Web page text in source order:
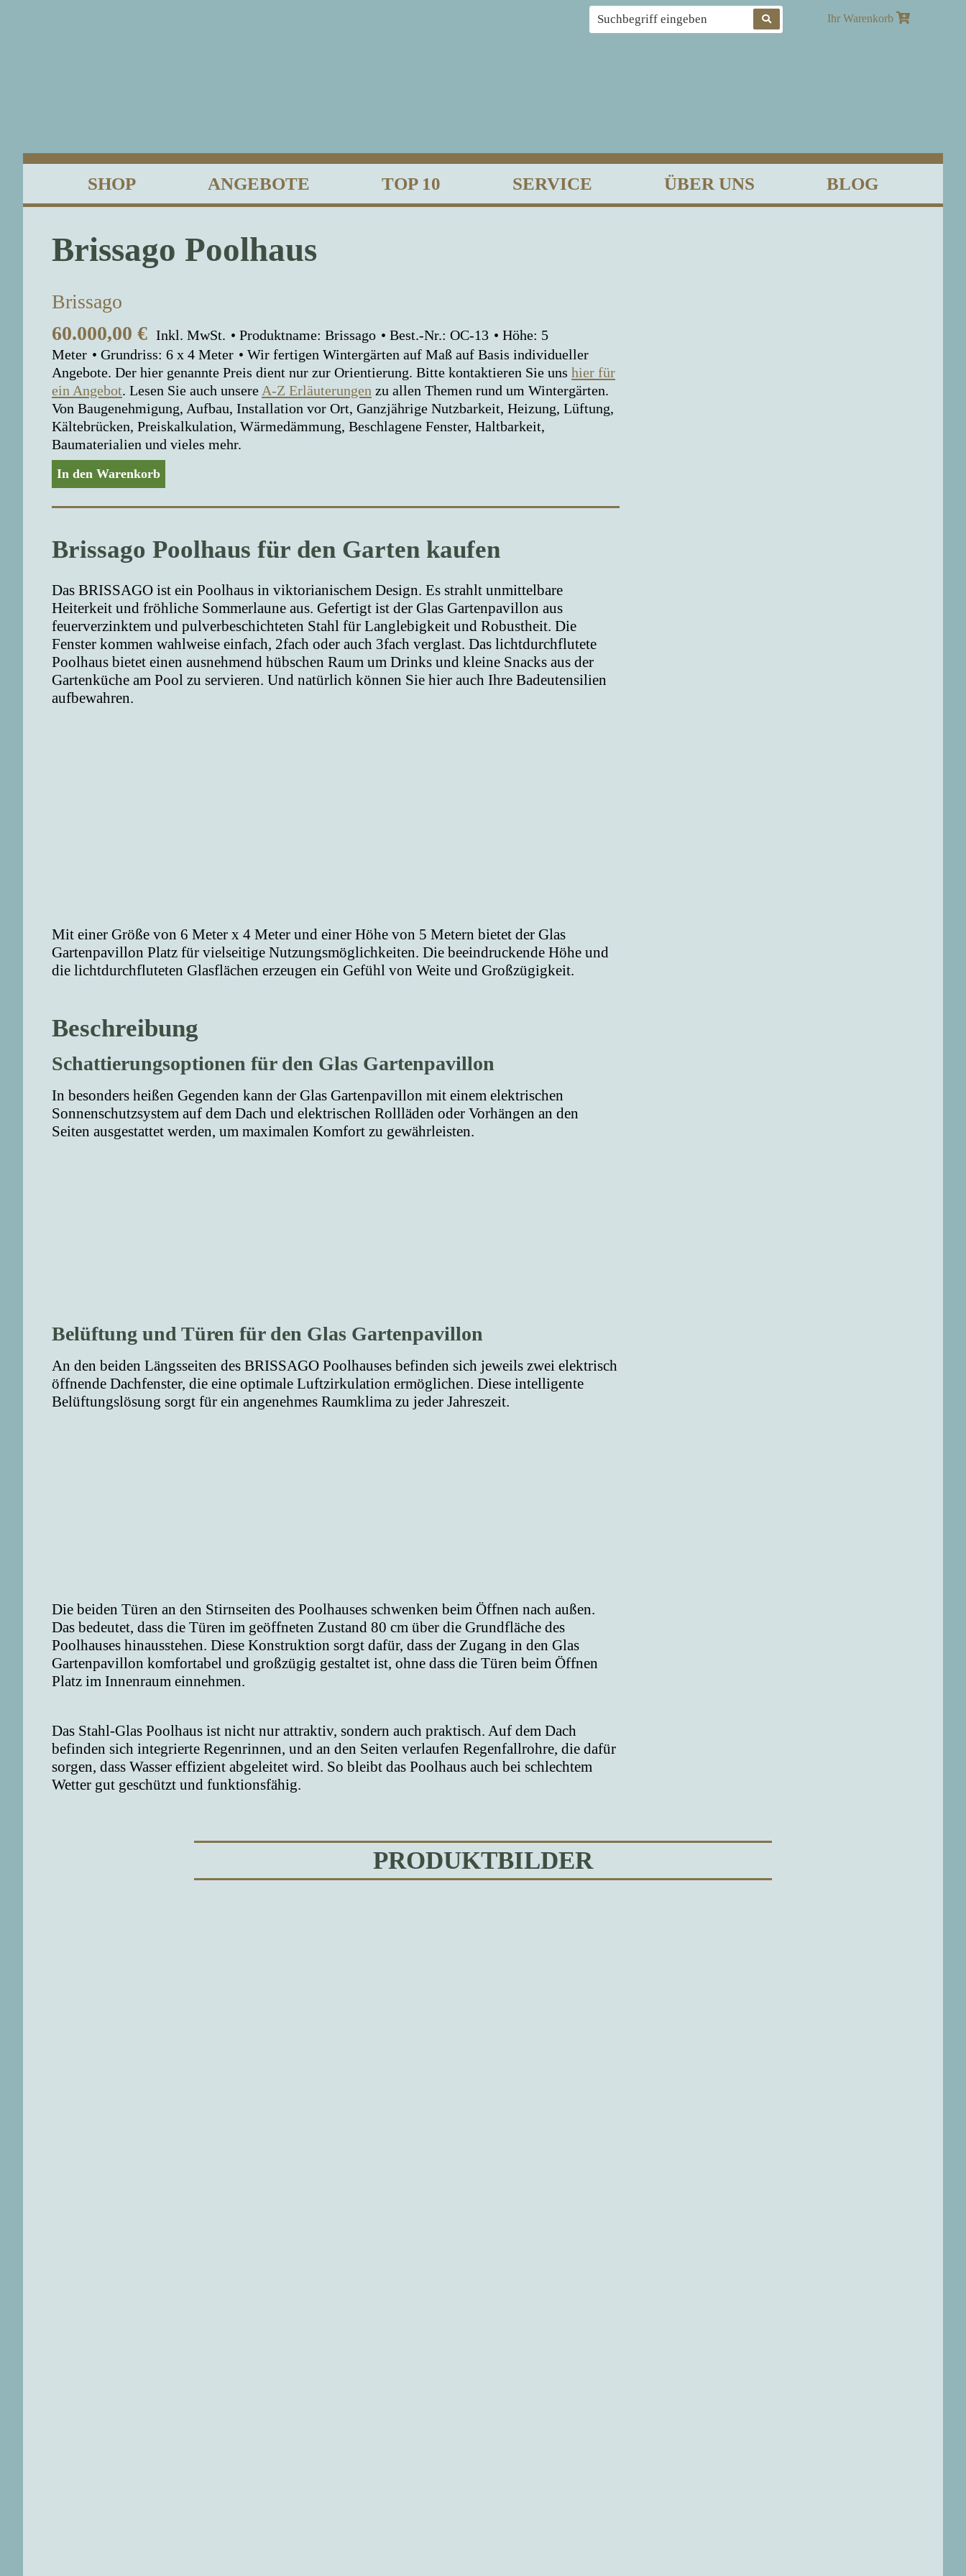
suchen
Ihr Warenkorb
SHOP ANGEBOTE TOP 10 SERVICE ÜBER UNS BLOG
Brissago Poolhaus
Brissago
60.000,00 € Inkl. MwSt. Produktname: Brissago Best.-Nr.: OC-13
Höhe: 5
Meter
Grundriss: 6 x 4 Meter
Wir fertigen Wintergärten auf Maß auf Basis individueller
Angebote. Der hier genannte Preis dient nur zur Orientierung. Bitte kontaktieren Sie uns hier für
ein Angebot. Lesen Sie auch unsere A-Z Erläuterungen zu allen Themen rund um Wintergärten.
Von Baugenehmigung, Aufbau, Installation vor Ort, Ganzjährige Nutzbarkeit, Heizung, Lüftung,
Kältebrücken, Preiskalkulation, Wärmedämmung, Beschlagene Fenster, Haltbarkeit,
Baumaterialien und vieles mehr.
In den Warenkorb
Brissago Poolhaus für den Garten kaufen
Das BRISSAGO ist ein Poolhaus in viktorianischem Design. Es strahlt unmittelbare
Heiterkeit und fröhliche Sommerlaune aus. Gefertigt ist der Glas Gartenpavillon aus
feuerverzinktem und pulverbeschichteten Stahl für Langlebigkeit und Robustheit. Die
Fenster kommen wahlweise einfach, 2fach oder auch 3fach verglast. Das lichtdurchflutete
Poolhaus bietet einen ausnehmend hübschen Raum um Drinks und kleine Snacks aus der
Gartenküche am Pool zu servieren. Und natürlich können Sie hier auch Ihre Badeutensilien
aufbewahren.
Mit einer Größe von 6 Meter x 4 Meter und einer Höhe von 5 Metern bietet der Glas
Gartenpavillon Platz für vielseitige Nutzungsmöglichkeiten. Die beeindruckende Höhe und
die lichtdurchfluteten Glasflächen erzeugen ein Gefühl von Weite und Großzügigkeit.
Beschreibung
Schattierungsoptionen für den Glas Gartenpavillon
In besonders heißen Gegenden kann der Glas Gartenpavillon mit einem elektrischen
Sonnenschutzsystem auf dem Dach und elektrischen Rollläden oder Vorhängen an den
Seiten ausgestattet werden, um maximalen Komfort zu gewährleisten.
Belüftung und Türen für den Glas Gartenpavillon
An den beiden Längsseiten des BRISSAGO Poolhauses befinden sich jeweils zwei elektrisch
öffnende Dachfenster, die eine optimale Luftzirkulation ermöglichen. Diese intelligente
Belüftungslösung sorgt für ein angenehmes Raumklima zu jeder Jahreszeit.
Die beiden Türen an den Stirnseiten des Poolhauses schwenken beim Öffnen nach außen.
Das bedeutet, dass die Türen im geöffneten Zustand 80 cm über die Grundfläche des
Poolhauses hinausstehen. Diese Konstruktion sorgt dafür, dass der Zugang in den Glas
Gartenpavillon komfortabel und großzügig gestaltet ist, ohne dass die Türen beim Öffnen
Platz im Innenraum einnehmen.
Das Stahl-Glas Poolhaus ist nicht nur attraktiv, sondern auch praktisch. Auf dem Dach
befinden sich integrierte Regenrinnen, und an den Seiten verlaufen Regenfallrohre, die dafür
sorgen, dass Wasser effizient abgeleitet wird. So bleibt das Poolhaus auch bei schlechtem
Wetter gut geschützt und funktionsfähig.
PRODUKTBILDER